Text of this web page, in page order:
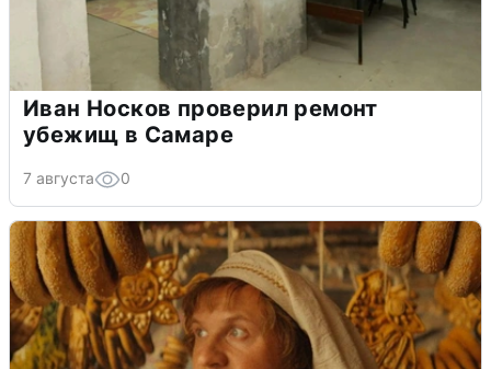
Иван Носков проверил ремонт
убежищ в Самаре
7 августа 0